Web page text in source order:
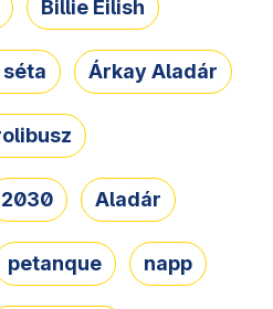
Billie Eilish
Árkay Aladár
2030 Aladár
petanque napp